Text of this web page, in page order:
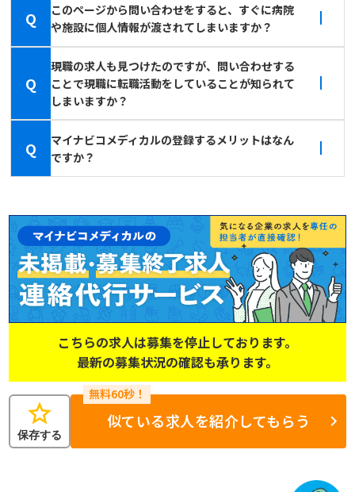
Q
このページから問い合わせをすると、すぐに病院
や施設に個人情報が渡されてしまいますか？
Q
現職の求人も見つけたのですが、問い合わせする
ことで現職に転職活動をしていることが知られて
しまいますか？
Q
マイナビコメディカルの登録するメリットはなん
ですか？
こちらの求人は募集を停止しております。
最新の募集状況の確認も承ります。
star
保存する
似ている求人を紹介してもらう